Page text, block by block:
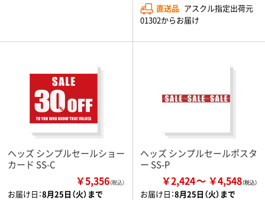
直送品 アスクル指定出荷元
01302からお届け
ヘッズ シンプルセールショー
カード SS-C
￥5,356（税込）
お届け日：8月25日（火）まで
ヘッズ シンプルセールポスタ
ー SS-P
￥2,424 ￥4,548
お届け日：8月25日（火）まで